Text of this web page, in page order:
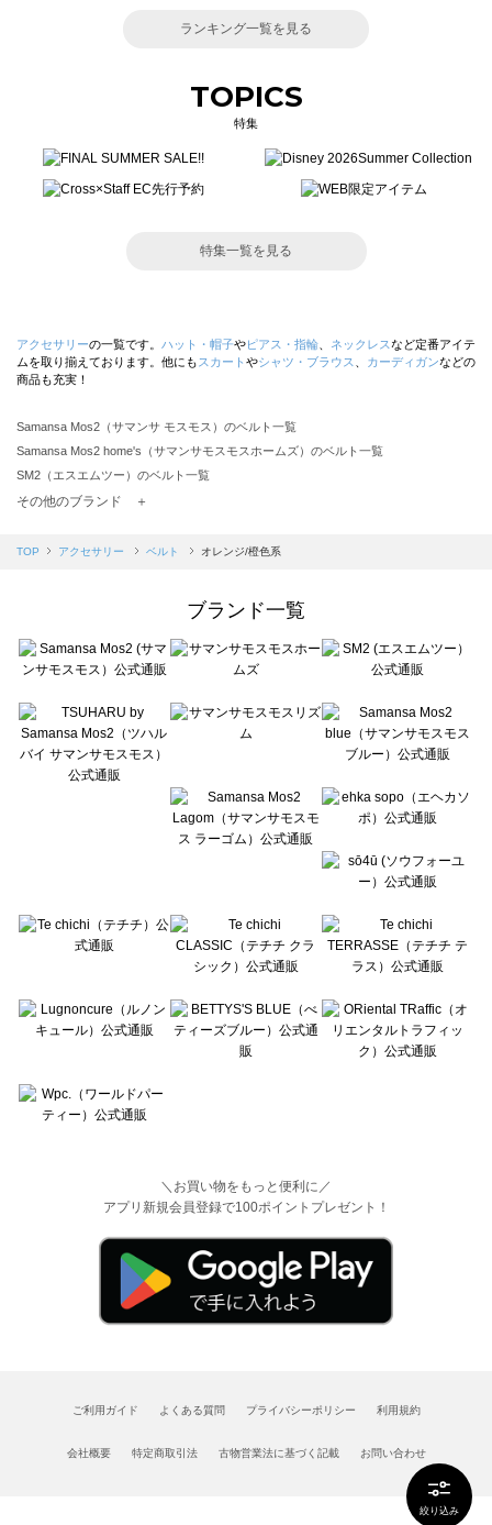
絞り込み
ランキング一覧を見る
TOPICS
特集
特集一覧を見る
アクセサリーの一覧です。 ハット・帽子やピアス・指輪 ネックレスなど定番アイテ
ムを取り揃えております。他にも スカート やシャツ・ブラウス カーディガンなどの
商品も充実！
Samansa Mos2（サマンサ モスモス）のベルト一覧
Samansa Mos2 home's（サマンサモスモスホームズ）のベルト一覧
SM2（エスエムツー）のベルト一覧
TSUHARU by Samansa Mos2（ツハルバイサマンサモスモス）のベルト一覧
Samansa Mos2 blue（サマンサモスモス ブルー）のベルト一覧
sō4ū（ソウフォーユー）のベルト一覧
Te chichi（テチチ）のベルト一覧
Te chichi CLASSIC（テチチ クラシック）のベルト一覧
Lugnoncure（ルノンキュール）のベルト一覧
BETTY'S BLUE（べティーズブルー）のベルト一覧
Wpc.（ワールドパーティー）のベルト一覧
その他のブランド ＋
TOP アクセサリー ベルト オレンジ/橙色系
ブランド一覧
＼お買い物をもっと便利に／
アプリ新規会員登録で100ポイントプレゼント！
ご利用ガイド よくある質問 プライバシーポリシー 利用規約
会社概要 特定商取引法 古物営業法に基づく記載 お問い合わせ